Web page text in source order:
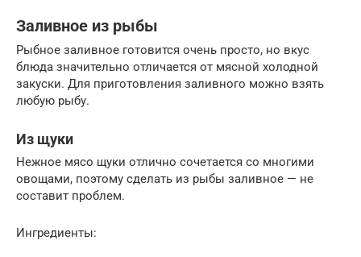
Заливное из рыбы
Рыбное заливное готовится очень просто, но вкус
блюда значительно отличается от мясной холодной
закуски. Для приготовления заливного можно взять
любую рыбу.
Из щуки
Нежное мясо щуки отлично сочетается со многими
овощами, поэтому сделать из рыбы заливное — не
составит проблем.
Ингредиенты: